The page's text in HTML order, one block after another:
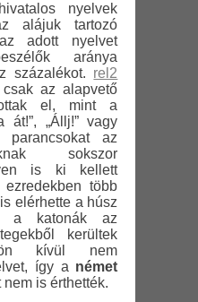
nyelvek
alájuk tartozó
adott nyelvet
aránya
százalékot. rel2
az alapvető
el, mint a
át!”, „Állj!” vagy
parancsokat az
sokszor
is ki kellett
több
elérhette a húsz
a katonák az
kerültek
kívül nem
így a német
is érthették.